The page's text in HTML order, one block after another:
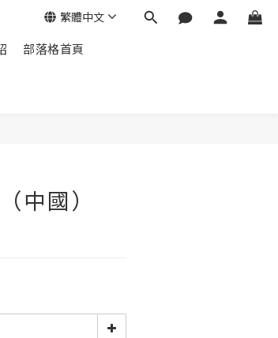
部落格首頁
繁體中文
中國）